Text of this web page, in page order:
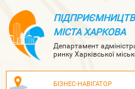
МІСТА ХАРКОВА
Департамент
ринку Харківської
БІЗНЕС-НАВІГАТОР